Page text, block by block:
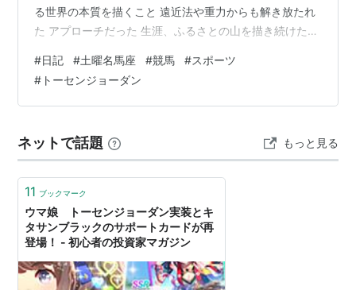
トーセンジョーダン の血統
ダンスチャーマー
*Dance Charmer
る世界の本質を描くこと 遠近法や重力からも解き放たれ
た アプローチだった 生涯、ふるさとの山を描き続けた彼
開かれる ようこそ、名馬たちの物語へ 風のロマンを伝え
たあの馬の名は… ＞続きを見る ■前回の土曜名馬座
doyoumeiba.hatenablog.com ランキング参加中その他
#日記 #土曜名馬座 #競馬 #スポーツ
# トーセンジョーダン
ネットで話題 もっと見る
11 ブックマーク
ウマ娘 トーセンジョーダン実装とキ
タサンブラックのサポートカードが再
登場！ - 初心者の投資家マガジン